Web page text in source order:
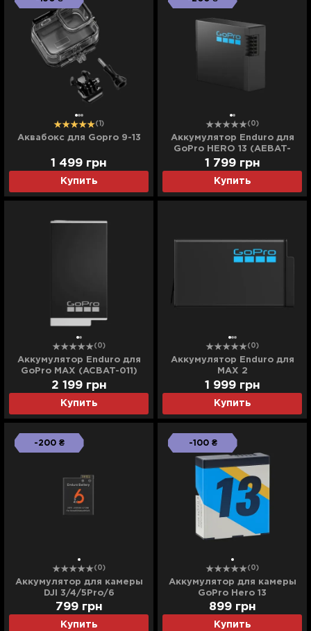
(1)
Аквабокс для Gopro 9-13
Купить
1 499 грн
(0)
Аккумулятор Enduro для
GoPro HERO 13 (AEBAT-
001)
Купить
1 799 грн
(0)
Аккумулятор Enduro для
GoPro MAX (ACBAT-011)
Купить
2 199 грн
(0)
Аккумулятор Enduro для
MAX 2
Купить
1 999 грн
-200 ₴
(0)
Аккумулятор для камеры
DJI 3/4/5Pro/6
Купить
799 грн
-100 ₴
(0)
Аккумулятор для камеры
GoPro Hero 13
Купить
899 грн